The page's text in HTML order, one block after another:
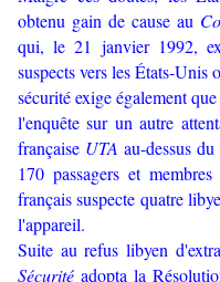
obtenu gain de cause au
qui, le 21 janvier 1992,
suspects vers les États-
sécurité exige également
l'enquête sur un autre
française UTA au-dessus
170 passagers et
français suspecte quatre
l'appareil.
Suite au refus libyen
Sécurité adopta la